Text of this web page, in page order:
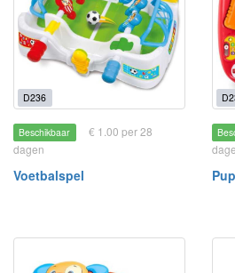
D236
Beschikbaar
€ 1.00 per 28
dagen
Voetbalspel